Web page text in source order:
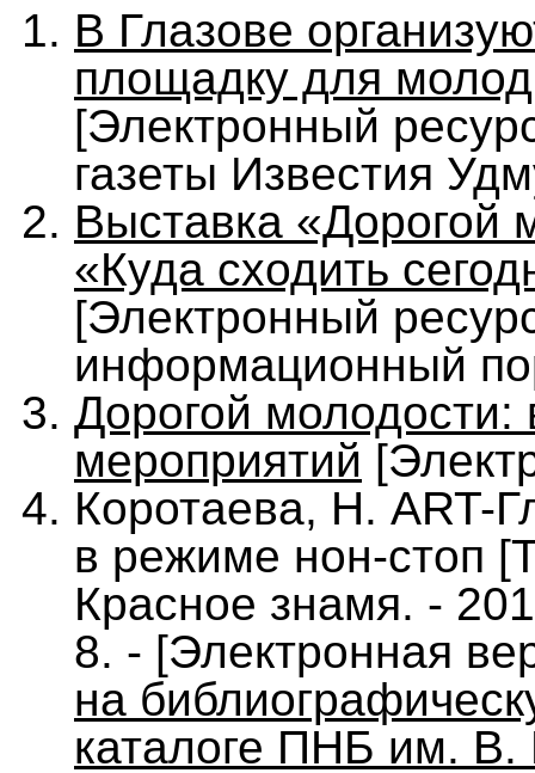
В Глазове
площадку для
[Электронный
газеты Известия
Выставка
«Куда сходить
[Электронный
информационный
Дорогой
мероприятий
Коротаева, Н. ART-
в режиме нон-стоп
Красное знамя. -
8. - [Электронная
на
каталоге ПНБ им. В.